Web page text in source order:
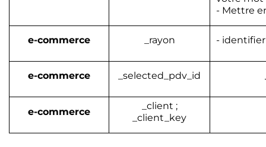
- Mettre
e-commerce _rayon -
e-commerce _selected_pdv_id
e-commerce
_client ;
_client_key